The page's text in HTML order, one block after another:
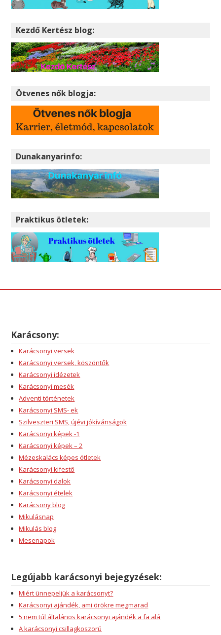
Kezdő Kertész blog:
Ötvenes nők blogja:
Dunakanyarinfo:
Praktikus ötletek:
Karácsony:
Karácsonyi versek
Karácsonyi versek, köszöntők
Karácsonyi idézetek
Karácsonyi mesék
Adventi történetek
Karácsonyi SMS- ek
Szilveszteri SMS, újévi jókívánságok
Karácsonyi képek -1
Karácsonyi képek – 2
Mézeskalács képes ötletek
Karácsonyi kifestő
Karácsonyi dalok
Karácsonyi ételek
Karácsony blog
Mikulásnap
Mikulás blog
Mesenapok
Legújabb karácsonyi bejegyzések:
Miért ünnepeljük a karácsonyt?
Karácsonyi ajándék, ami örökre megmarad
5 nem túl általános karácsonyi ajándék a fa alá
A karácsonyi csillagkoszorú